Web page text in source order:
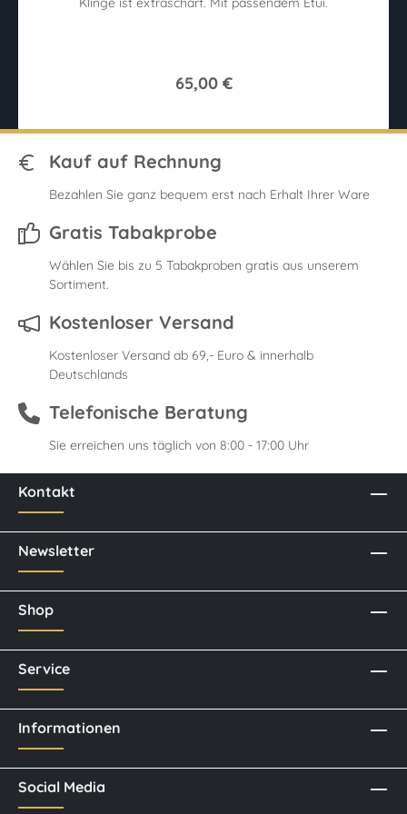
65,00 €
Kauf auf Rechnung
Bezahlen Sie ganz bequem erst nach Erhalt Ihrer Ware
Gratis Tabakprobe
Wählen Sie bis zu 5 Tabakproben gratis aus unserem
Sortiment.
Kostenloser Versand
Kostenloser Versand ab 69,- Euro & innerhalb
Deutschlands
Telefonische Beratung
Sie erreichen uns täglich von 8:00 - 17:00 Uhr
Kontakt
Newsletter
Social Media
Shop
Service
Informationen